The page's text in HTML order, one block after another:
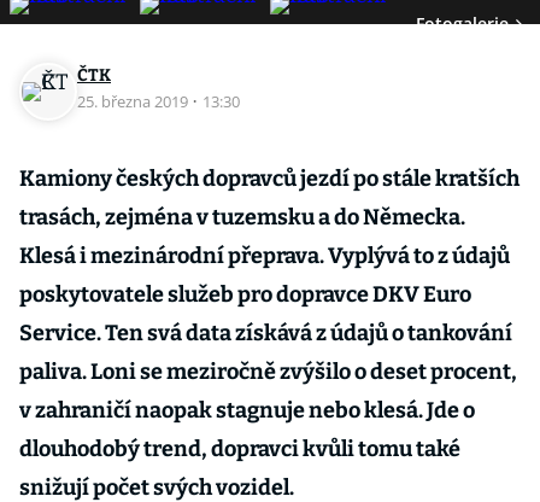
Fotogalerie
ČTK
25. března 2019 · 13:30
Kamiony českých dopravců jezdí po stále kratších
trasách, zejména v tuzemsku a do Německa.
Klesá i mezinárodní přeprava. Vyplývá to z údajů
poskytovatele služeb pro dopravce DKV Euro
Service. Ten svá data získává z údajů o tankování
paliva. Loni se meziročně zvýšilo o deset procent,
v zahraničí naopak stagnuje nebo klesá. Jde o
dlouhodobý trend, dopravci kvůli tomu také
snižují počet svých vozidel.